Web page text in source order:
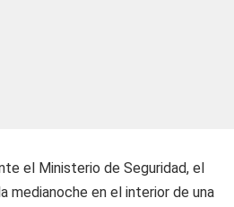
el Ministerio de Seguridad, el
medianoche en el interior de una